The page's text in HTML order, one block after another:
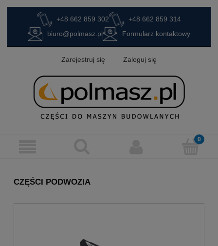
+48 662 859 302
+48 662 859 314
biuro@polmasz.pl
Formularz kontaktowy
Zarejestruj się Zaloguj się
CZĘŚCI PODWOZIA